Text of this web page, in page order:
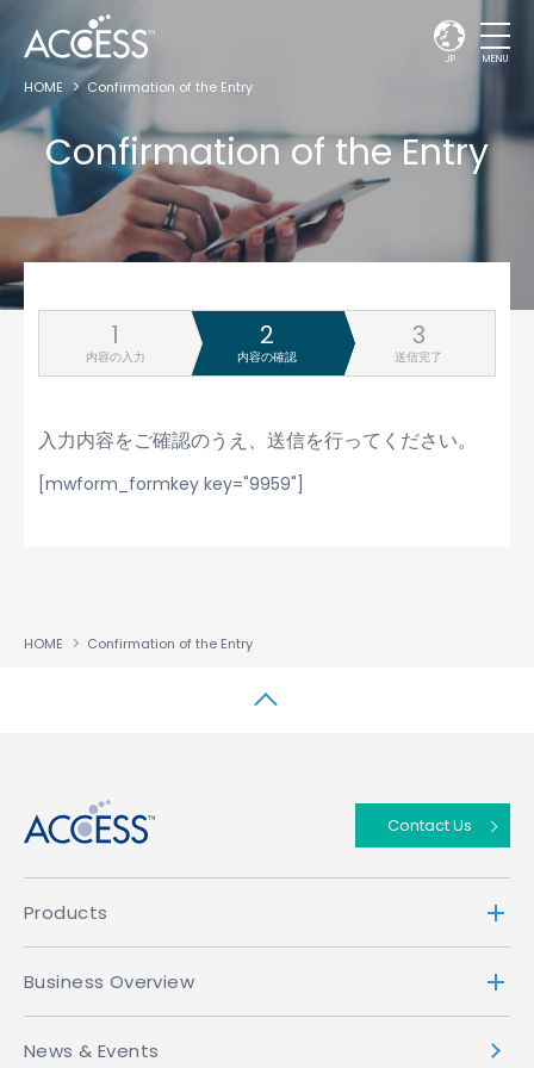
JP MENU
HOME Confirmation of the Entry
Confirmation of the Entry
内容の入力 内容の確認 送信完了
入力内容をご確認のうえ、送信を行ってください。
[mwform_formkey key="9959"]
HOME Confirmation of the Entry
Contact Us
Products
Business Overview
News & Events